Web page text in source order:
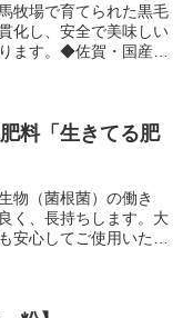
牧場で育てられた黒毛
化し、安全で美味しい
ます。◆佐賀・国産黒
フトを探されている
いらっしゃいます。
級感のある黒箱でお
生日プレゼント、お
お探しの方 頑張った
焼肉、加工品など 商
です。4.法人様 選べ
料「生きてる肥
物（菌根菌）の働き
く、長持ちします。大
安心してご使用いただ